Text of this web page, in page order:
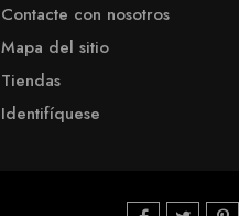
Contacte con nosotros
Mapa del sitio
Tiendas
Identifíquese